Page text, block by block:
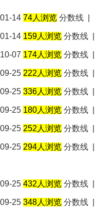
01-14 74人浏览 分数线
01-14 159人浏览 分数线
10-07 174人浏览 分数线
09-25 222人浏览 分数线
09-25 336人浏览 分数线
09-25 180人浏览 分数线
09-25 252人浏览 分数线
09-25 294人浏览 分数线
09-25 432人浏览 分数线
09-25 348人浏览 分数线